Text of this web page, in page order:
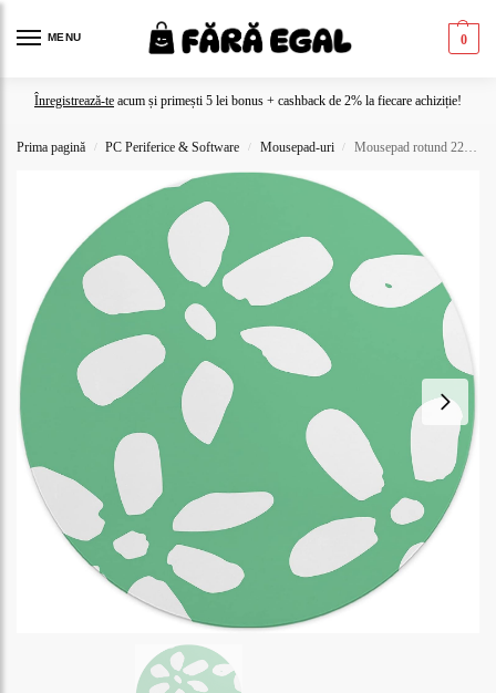
MENU 0
Înregistrează-te acum și primești 5 lei bonus + cashback de 2% la fiecare achiziție!
Prima pagină / PC Periferice & Software / Mousepad-uri / Mousepad rotund 22 Cm